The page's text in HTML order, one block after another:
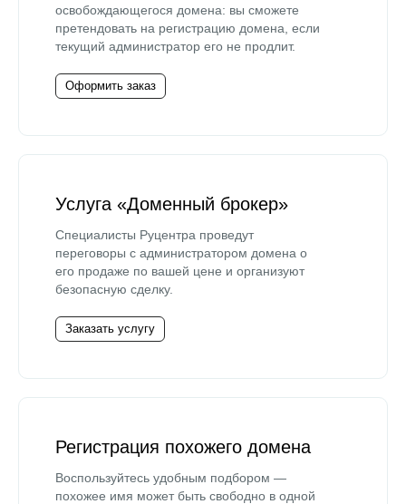
освобождающегося домена: вы сможете
претендовать на регистрацию домена, если
текущий администратор его не продлит.
Оформить заказ
Услуга «Доменный брокер»
Специалисты Руцентра проведут
переговоры с администратором домена о
его продаже по вашей цене и организуют
безопасную сделку.
Заказать услугу
Регистрация похожего домена
Воспользуйтесь удобным подбором —
похожее имя может быть свободно в одной